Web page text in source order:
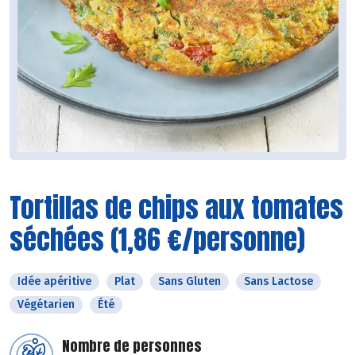
Tortillas de chips aux tomates
séchées (1,86 €/personne)
Idée apéritive Plat Sans Gluten
Sans Lactose
Végétarien
Été
Nombre de personnes